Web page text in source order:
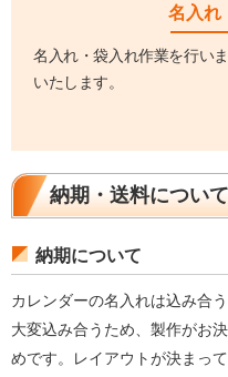
名入れ
名入れ・袋入れ作業を行い
いたします。
納期・送料について
納期について
カレンダーの名入れは込み合
大変込み合うため、製作がお
めです。レイアウトが決まっ